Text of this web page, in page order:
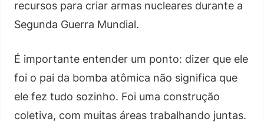
recursos para criar armas nucleares durante a
Segunda Guerra Mundial.
É importante entender um ponto: dizer que ele
foi o pai da bomba atômica não significa que
ele fez tudo sozinho. Foi uma construção
coletiva, com muitas áreas trabalhando juntas.